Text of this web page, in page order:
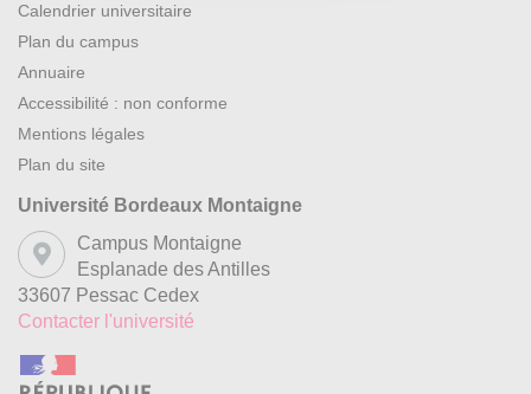
Calendrier universitaire
Plan du campus
Annuaire
Accessibilité : non conforme
Mentions légales
Plan du site
Université Bordeaux Montaigne
Campus Montaigne
Esplanade des Antilles
33607 Pessac Cedex
Contacter l'université